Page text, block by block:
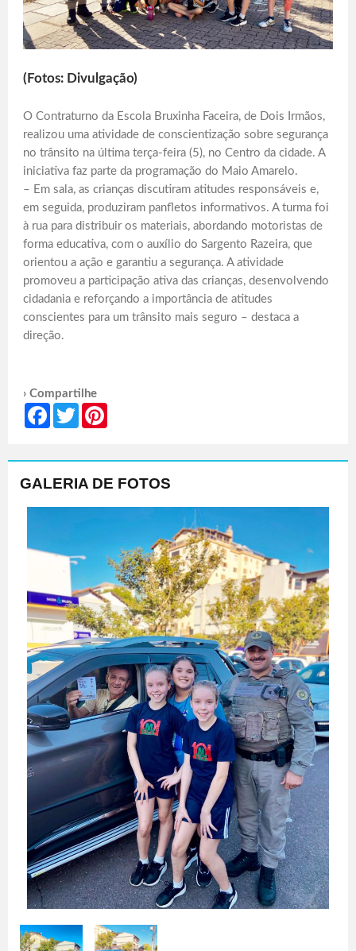
(Fotos: Divulgação)
O Contraturno da Escola Bruxinha Faceira, de Dois Irmãos,
realizou uma atividade de conscientização sobre segurança
no trânsito na última terça-feira (5), no Centro da cidade. A
iniciativa faz parte da programação do Maio Amarelo.
– Em sala, as crianças discutiram atitudes responsáveis e,
em seguida, produziram panfletos informativos. A turma foi
à rua para distribuir os materiais, abordando motoristas de
forma educativa, com o auxílio do Sargento Razeira, que
orientou a ação e garantiu a segurança. A atividade
promoveu a participação ativa das crianças, desenvolvendo
cidadania e reforçando a importância de atitudes
conscientes para um trânsito mais seguro – destaca a
direção.
› Compartilhe
Facebook
Twitter
GALERIA DE FOTOS